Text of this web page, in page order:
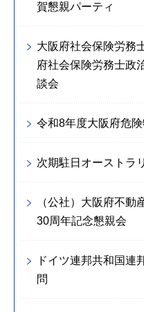
賀懇親パーティ
大阪府社会保険労務
府社会保険労務士政
談会
令和8年度大阪府危
次期駐日オーストラ
（公社）大阪府不動
30周年記念懇親会
ドイツ連邦共和国連
問